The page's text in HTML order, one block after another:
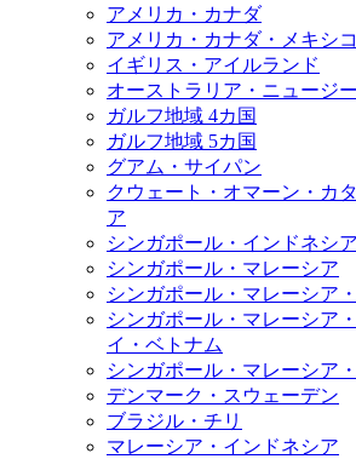
アメリカ・カナダ
アメリカ・カナダ・メキシコ
イギリス・アイルランド
オーストラリア・ニュージ
ガルフ地域 4カ国
ガルフ地域 5カ国
グアム・サイパン
クウェート・オマーン・カ
ア
シンガポール・インドネシ
シンガポール・マレーシア
シンガポール・マレーシア
シンガポール・マレーシア
イ・ベトナム
シンガポール・マレーシア
デンマーク・スウェーデン
ブラジル・チリ
マレーシア・インドネシア